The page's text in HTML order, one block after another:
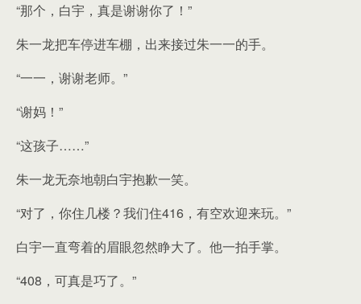
“那个，白宇，真是谢谢你了！”
朱一龙把车停进车棚，出来接过朱一一的手。
“一一，谢谢老师。”
“谢妈！”
“这孩子……”
朱一龙无奈地朝白宇抱歉一笑。
“对了，你住几楼？我们住416，有空欢迎来玩。”
白宇一直弯着的眉眼忽然睁大了。他一拍手掌。
“408，可真是巧了。”